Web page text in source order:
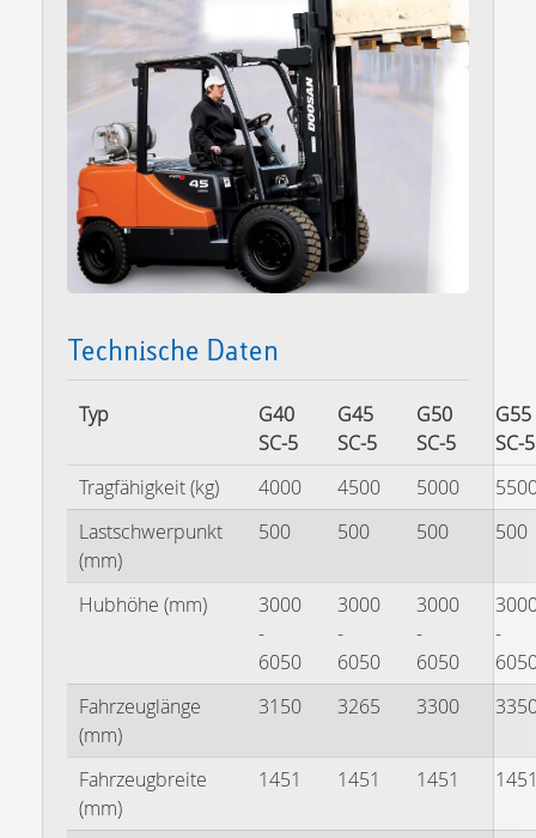
Technische Daten
Typ
G40
SC-5
G45
SC-5
G50
SC-5
G55
SC-5
Tragfähigkeit (kg)
4000 4500 5000
Lastschwerpunkt
(mm)
500 500 500 500
Hubhöhe (mm)
3000
-
6050
3000
-
6050
3000
-
6050
-
Fahrzeuglänge
(mm)
3150 3265 3300
Fahrzeugbreite
(mm)
1451 1451 1451